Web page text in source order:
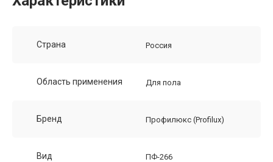
Страна Россия
Область применения Для пола
Бренд Профилюкс (Profilux)
Вид ПФ-266